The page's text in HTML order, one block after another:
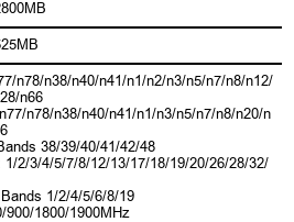
n78/n38/n40/n41/n1/n2/n3/n5/n7/n8/n12/
n66
n78/n38/n40/n41/n1/n3/n5/n7/n8/n20/n
38/39/40/41/42/48
1/2/3/4/5/7/8/12/13/17/18/19/20/26/28/32/
1/2/4/5/6/8/19
900/1800/1900MHz